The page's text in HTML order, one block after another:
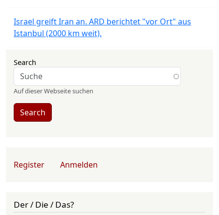
Israel greift Iran an. ARD berichtet "vor Ort" aus
Istanbul (2000 km weit).
Search
Auf dieser Webseite suchen
Search
User account menu
Register Anmelden
Der / Die / Das?